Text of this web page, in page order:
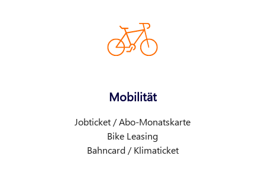
Mobilität
Jobticket / Abo-Monatskarte
Bike Leasing
Bahncard / Klimaticket